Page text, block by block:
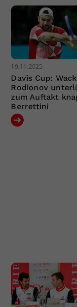
19.11.2025
Davis Cup:
Rodionov
zum Auftakt
Berrettini